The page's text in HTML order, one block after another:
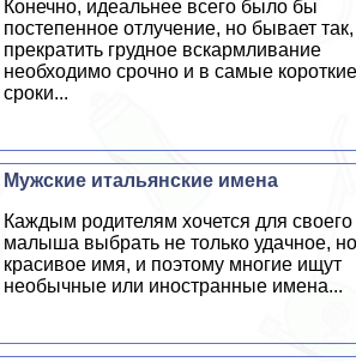
Конечно, идеальнее всего было бы
постепенное отлучение, но бывает так,
прекратить грудное вскармливание
необходимо срочно и в самые короткие
сроки...
Мужские итальянские имена
Каждым родителям хочется для своего
малыша выбрать не только удачное,
красивое имя, и поэтому многие ищут
необычные или иностранные имена...